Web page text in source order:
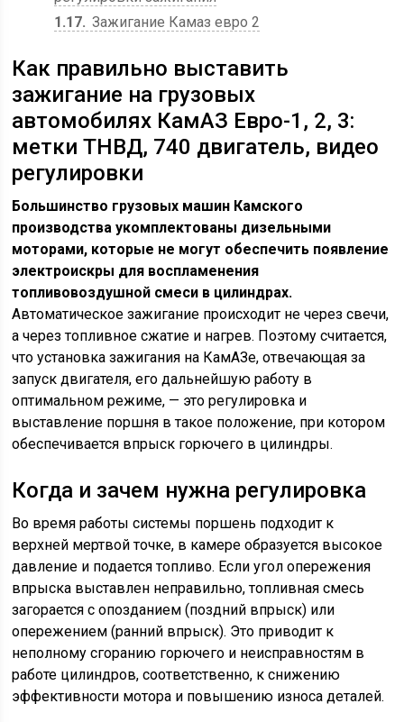
1.17 Зажигание Камаз евро 2
Как правильно выставить
зажигание на грузовых
автомобилях КамАЗ Евро-1, 2, 3:
метки ТНВД, 740 двигатель, видео
регулировки
Большинство грузовых машин Камского
производства укомплектованы дизельными
моторами, которые не могут обеспечить появление
электроискры для воспламенения
топливовоздушной смеси в цилиндрах.
Автоматическое зажигание происходит не через свечи,
а через топливное сжатие и нагрев. Поэтому считается,
что установка зажигания на КамАЗе, отвечающая за
запуск двигателя, его дальнейшую работу в
оптимальном режиме, — это регулировка и
выставление поршня в такое положение, при котором
обеспечивается впрыск горючего в цилиндры.
Когда и зачем нужна регулировка
Во время работы системы поршень подходит к
верхней мертвой точке, в камере образуется высокое
давление и подается топливо. Если угол опережения
впрыска выставлен неправильно, топливная смесь
загорается с опозданием (поздний впрыск) или
опережением (ранний впрыск). Это приводит к
неполному сгоранию горючего и неисправностям в
работе цилиндров, соответственно, к снижению
эффективности мотора и повышению износа деталей.